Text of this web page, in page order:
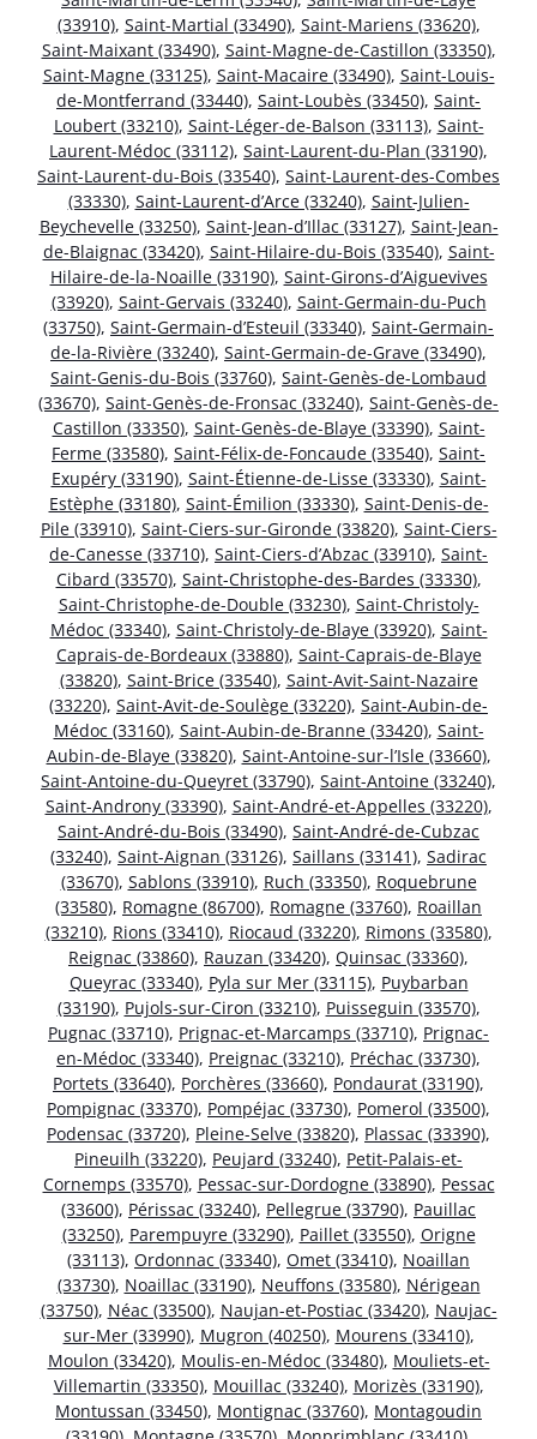
(33910), Saint-Martial (33490), Saint-Mariens (33620),
Saint-Maixant (33490), Saint-Magne-de-Castillon (33350),
Saint-Magne (33125), Saint-Macaire (33490), Saint-Louis-
de-Montferrand (33440), Saint-Loubès (33450), Saint-
Loubert (33210), Saint-Léger-de-Balson (33113), Saint-
Laurent-Médoc (33112), Saint-Laurent-du-Plan (33190),
Saint-Laurent-du-Bois (33540), Saint-Laurent-des-Combes
(33330), Saint-Laurent-d’Arce (33240), Saint-Julien-
Beychevelle (33250), Saint-Jean-d’Illac (33127), Saint-Jean-
de-Blaignac (33420), Saint-Hilaire-du-Bois (33540), Saint-
Hilaire-de-la-Noaille (33190), Saint-Girons-d’Aiguevives
(33920), Saint-Gervais (33240), Saint-Germain-du-Puch
(33750), Saint-Germain-d’Esteuil (33340), Saint-Germain-
de-la-Rivière (33240), Saint-Germain-de-Grave (33490),
Saint-Genis-du-Bois (33760), Saint-Genès-de-Lombaud
(33670), Saint-Genès-de-Fronsac (33240), Saint-Genès-de-
Castillon (33350), Saint-Genès-de-Blaye (33390), Saint-
Ferme (33580), Saint-Félix-de-Foncaude (33540), Saint-
Exupéry (33190), Saint-Étienne-de-Lisse (33330), Saint-
Estèphe (33180), Saint-Émilion (33330), Saint-Denis-de-
Pile (33910), Saint-Ciers-sur-Gironde (33820), Saint-Ciers-
de-Canesse (33710), Saint-Ciers-d’Abzac (33910), Saint-
Cibard (33570), Saint-Christophe-des-Bardes (33330),
Saint-Christophe-de-Double (33230), Saint-Christoly-
Médoc (33340), Saint-Christoly-de-Blaye (33920), Saint-
Caprais-de-Bordeaux (33880), Saint-Caprais-de-Blaye
(33820), Saint-Brice (33540), Saint-Avit-Saint-Nazaire
(33220), Saint-Avit-de-Soulège (33220), Saint-Aubin-de-
Médoc (33160), Saint-Aubin-de-Branne (33420), Saint-
Aubin-de-Blaye (33820), Saint-Antoine-sur-l’Isle (33660),
Saint-Antoine-du-Queyret (33790), Saint-Antoine (33240),
Saint-Androny (33390), Saint-André-et-Appelles (33220),
Saint-André-du-Bois (33490), Saint-André-de-Cubzac
(33240), Saint-Aignan (33126), Saillans (33141), Sadirac
(33670), Sablons (33910), Ruch (33350), Roquebrune
(33580), Romagne (86700), Romagne (33760), Roaillan
(33210), Rions (33410), Riocaud (33220), Rimons (33580),
Reignac (33860), Rauzan (33420), Quinsac (33360),
Queyrac (33340), Pyla sur Mer (33115), Puybarban
(33190), Pujols-sur-Ciron (33210), Puisseguin (33570),
Pugnac (33710), Prignac-et-Marcamps (33710), Prignac-
en-Médoc (33340), Preignac (33210), Préchac (33730),
Portets (33640), Porchères (33660), Pondaurat (33190),
Pompignac (33370), Pompéjac (33730), Pomerol (33500),
Podensac (33720), Pleine-Selve (33820), Plassac (33390),
Pineuilh (33220), Peujard (33240), Petit-Palais-et-
Cornemps (33570), Pessac-sur-Dordogne (33890), Pessac
(33600), Périssac (33240), Pellegrue (33790), Pauillac
(33250), Parempuyre (33290), Paillet (33550), Origne
(33113), Ordonnac (33340), Omet (33410), Noaillan
(33730), Noaillac (33190), Neuffons (33580), Nérigean
(33750), Néac (33500), Naujan-et-Postiac (33420), Naujac-
sur-Mer (33990), Mugron (40250), Mourens (33410),
Moulon (33420), Moulis-en-Médoc (33480), Mouliets-et-
Villemartin (33350), Mouillac (33240), Morizès (33190),
Montussan (33450), Montignac (33760), Montagoudin